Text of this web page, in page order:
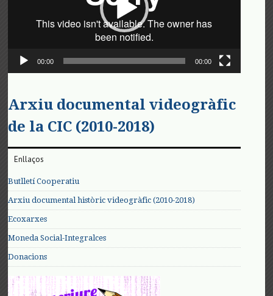
00:00 00:00
Arxiu documental videogràfic
de la CIC (2010-2018)
Enllaços
Butlletí Cooperatiu
Arxiu documental històric videogràfic (2010-2018)
Ecoxarxes
Moneda Social-Integralces
Donacions